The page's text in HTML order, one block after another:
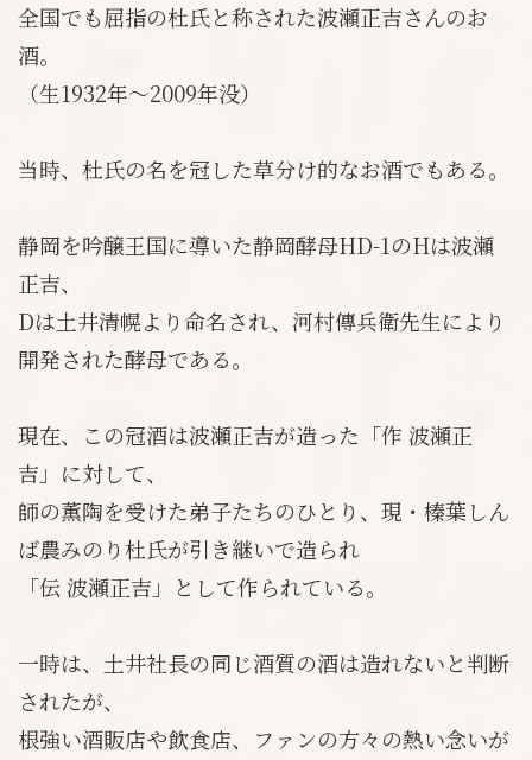
全国でも屈指の杜氏と称された波瀬正吉さんのお
酒。
（生1932年～2009年没）
当時、杜氏の名を冠した草分け的なお酒でもある。
静岡を吟醸王国に導いた静岡酵母HD-1のHは波瀬
正吉、
Dは土井清幌より命名され、河村傳兵衛先生により
開発された酵母である。
現在、この冠酒は波瀬正吉が造った「作 波瀬正
吉」に対して、
師の薫陶を受けた弟子たちのひとり、現・榛葉しん
ば農みのり杜氏が引き継いで造られ
「伝 波瀬正吉」として作られている。
一時は、土井社長の同じ酒質の酒は造れないと判断
されたが、
根強い酒販店や飲食店、ファンの方々の熱い念いが